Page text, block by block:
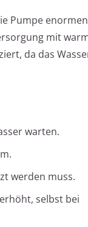
Pumpe
mit
da das
warten.
werden muss.
selbst bei